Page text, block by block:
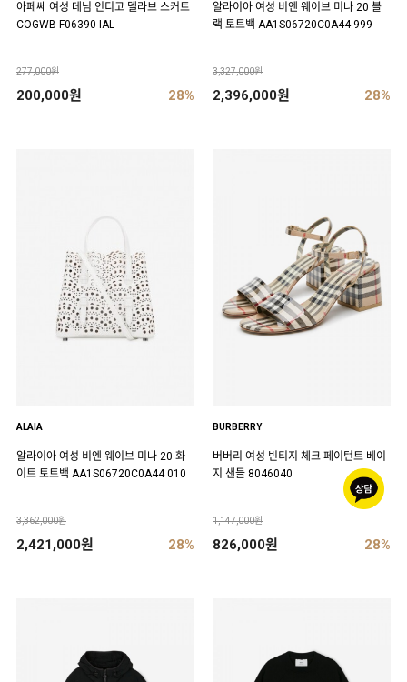
아페쎄 여성 데님 인디고 델라브 스커트
COGWB F06390 IAL
277,000원
200,000원 28%
알라이아 여성 비엔 웨이브 미나 20 블
랙 토트백 AA1S06720C0A44 999
3,327,000원
2,396,000원 28%
ALAIA
알라이아 여성 비엔 웨이브 미나 20 화
이트 토트백 AA1S06720C0A44 010
3,362,000원
2,421,000원 28%
BURBERRY
버버리 여성 빈티지 체크 페이턴트 베이
지 샌들 8046040
1,147,000원
826,000원 28%